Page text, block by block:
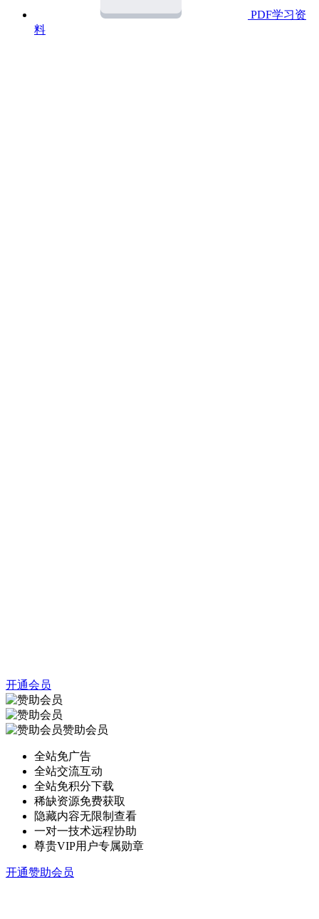
PDF学习资
料
开通会员
赞助会员
全站免广告
全站交流互动
全站免积分下载
稀缺资源免费获取
隐藏内容无限制查看
一对一技术远程协助
尊贵VIP用户专属勋章
开通赞助会员